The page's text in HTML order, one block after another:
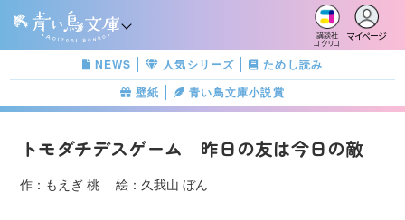
講談社
コクリコ
マイページ
NEWS 人気シリーズ
ためし読み
壁紙
青い鳥文庫小説賞
トモダチデスゲーム 昨日の友は今日の敵
作：もえぎ 桃 絵：久我山 ぼん